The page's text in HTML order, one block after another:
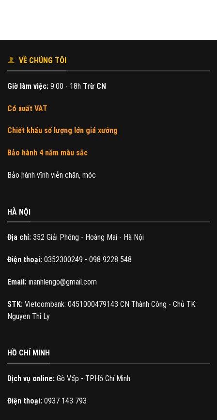
VỀ CHÚNG TÔI
Giờ làm việc: 9:00 - 18h Trừ CN
Có xuất VAT
Chiết khấu số lượng lớn giá xưởng
Bảo hành 4 năm màu sắc
Bảo hành vĩnh viễn chân, móc
HÀ NỘI
Địa chỉ: 352 Giải Phóng - Hoàng Mai - Hà Nội
Điện thoại: 0352300249 - 098 9228 548
Email: inanhlengo@gmail.com
STK: Vietcombank: 0451000479143 CN Thành Công - Chủ TK:
Nguyen Thi Ly
HỒ CHÍ MINH
Dịch vụ online: Gò Vấp - TP.Hồ Chí Minh
Điện thoại: 0937 143 793